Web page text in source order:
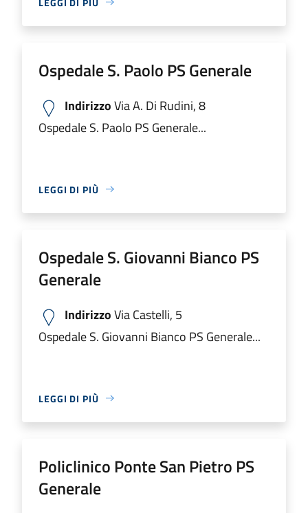
Ospedale S. Paolo PS Generale
IndirizzoVia A. Di Rudini, 8
Ospedale S. Paolo PS Generale...
LEGGI DI PIÙ
Ospedale S. Giovanni Bianco PS
Generale
IndirizzoVia Castelli, 5
Ospedale S. Giovanni Bianco PS Generale...
LEGGI DI PIÙ
Policlinico Ponte San Pietro PS
Generale